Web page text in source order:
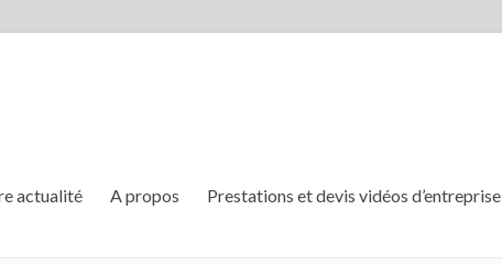
actualité A propos Prestations et devis vidéos d’entreprise